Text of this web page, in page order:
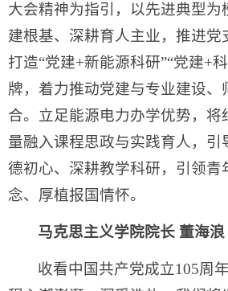
大会精神为指引，以先进典型为
建根基、深耕育人主业，推进党
打造“党建+新能源科研”“党建+
牌，着力推动党建与专业建设、
合。立足能源电力办学优势，将
量融入课程思政与实践育人，引
德初心、深耕教学科研，引领青
念、厚植报国情怀。
马克思主义学院院长 董海浪
收看中国共产党成立105周